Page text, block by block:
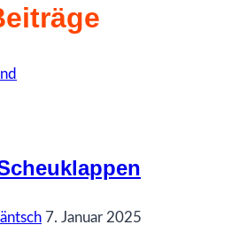
7. Januar 2025